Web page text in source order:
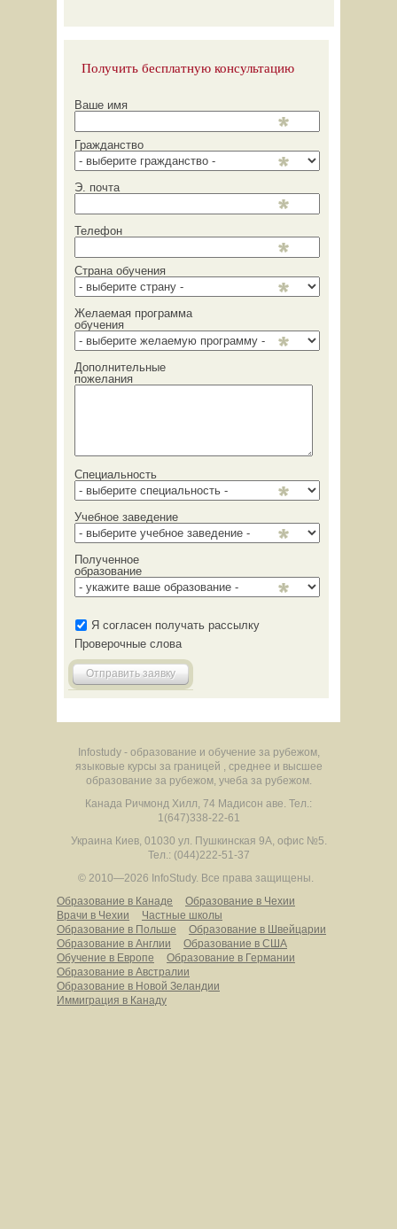
Получить бесплатную консультацию
Ваше имя
Гражданство
Э. почта
Телефон
Страна обучения
Желаемая программа
обучения
Дополнительные
пожелания
Специальность
Учебное заведение
Полученное
образование
Я согласен получать рассылку
Проверочные слова
Отправить заявку
Infostudy - образование и обучение за рубежом,
языковые курсы за границей , среднее и высшее
образование за рубежом, учеба за рубежом.
Канада Ричмонд Хилл, 74 Мадисон аве. Тел.:
1(647)338-22-61
Украина Киев, 01030 ул. Пушкинская 9А, офис №5.
Тел.: (044)222-51-37
© 2010—2026 InfoStudy. Все права защищены.
Образование в Канаде
Образование в Чехии
Врачи в Чехии
Частные школы
Образование в Польше
Образование в Швейцарии
Образование в Англии
Образование в США
Обучение в Европе
Образование в Германии
Образование в Австралии
Образование в Новой Зеландии
Иммиграция в Канаду